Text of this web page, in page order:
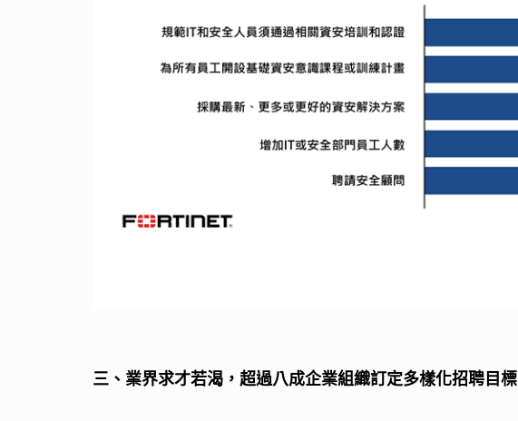
三、業界求才若渴，超過八成企業組織訂定多樣化招聘目標